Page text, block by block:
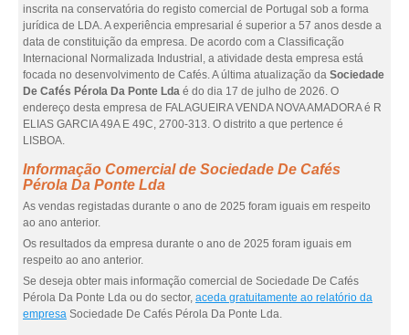
inscrita na conservatória do registo comercial de Portugal sob a forma
jurídica de LDA. A experiência empresarial é superior a 57 anos desde a
data de constituição da empresa. De acordo com a Classificação
Internacional Normalizada Industrial, a atividade desta empresa está
focada no desenvolvimento de Cafés. A última atualização da Sociedade
De Cafés Pérola Da Ponte Lda é do dia 17 de julho de 2026. O
endereço desta empresa de FALAGUEIRA VENDA NOVA AMADORA é R
ELIAS GARCIA 49A E 49C, 2700-313. O distrito a que pertence é
LISBOA.
Informação Comercial de Sociedade De Cafés
Pérola Da Ponte Lda
As vendas registadas durante o ano de 2025 foram iguais em respeito
ao ano anterior.
Os resultados da empresa durante o ano de 2025 foram iguais em
respeito ao ano anterior.
Se deseja obter mais informação comercial de Sociedade De Cafés
Pérola Da Ponte Lda ou do sector, aceda gratuitamente ao relatório da
empresa Sociedade De Cafés Pérola Da Ponte Lda.